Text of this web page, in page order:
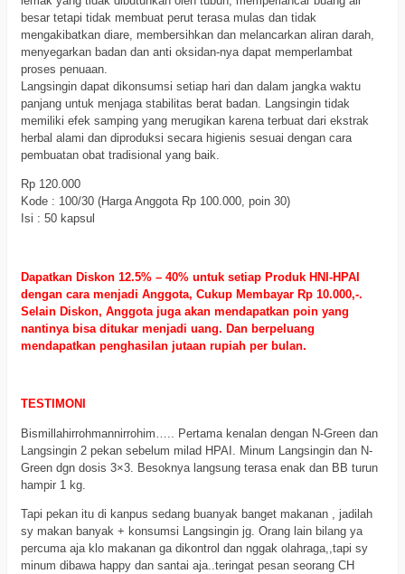
besar tetapi tidak membuat perut terasa mulas dan tidak
mengakibatkan diare, membersihkan dan melancarkan aliran darah,
menyegarkan badan dan anti oksidan-nya dapat memperlambat
proses penuaan.
Langsingin dapat dikonsumsi setiap hari dan dalam jangka waktu
panjang untuk menjaga stabilitas berat badan. Langsingin tidak
memiliki efek samping yang merugikan karena terbuat dari ekstrak
herbal alami dan diproduksi secara higienis sesuai dengan cara
pembuatan obat tradisional yang baik.
Rp 120.000
Kode : 100/30 (Harga Anggota Rp 100.000, poin 30)
Isi : 50 kapsul
Dapatkan Diskon 12.5% – 40% untuk setiap Produk HNI-HPAI
dengan cara menjadi Anggota, Cukup Membayar Rp 10.000,-.
Selain Diskon, Anggota juga akan mendapatkan poin yang
nantinya bisa ditukar menjadi uang. Dan berpeluang
mendapatkan penghasilan jutaan rupiah per bulan.
TESTIMONI
Bismillahirrohmannirrohim….. Pertama kenalan dengan N-Green dan
Langsingin 2 pekan sebelum milad HPAI. Minum Langsingin dan N-
Green dgn dosis 3×3. Besoknya langsung terasa enak dan BB turun
hampir 1 kg.
Tapi pekan itu di kanpus sedang buanyak banget makanan , jadilah
sy makan banyak + konsumsi Langsingin jg. Orang lain bilang ya
percuma aja klo makanan ga dikontrol dan nggak olahraga,,tapi sy
minum dibawa happy dan santai aja..teringat pesan seorang CH